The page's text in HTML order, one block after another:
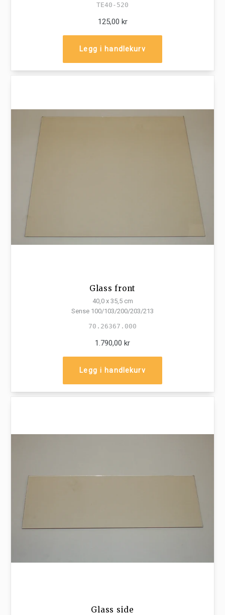
TE40-520
125,00 kr
Legg i handlekurv
Glass front
40,0 x 35,5 cm
Sense 100/103/200/203/213
70.26367.000
1.790,00 kr
Legg i handlekurv
Glass side